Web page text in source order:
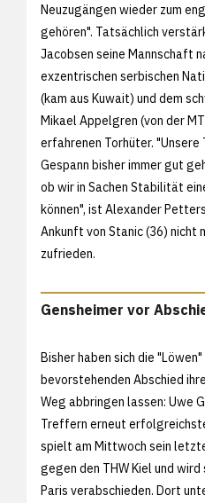
Neuzugängen wieder zum
gehören". Tatsächlich
Jacobsen seine Mannschaft
exzentrischen serbischen
(kam aus Kuwait) und dem
Mikael Appelgren (von der
erfahrenen Torhüter. "Unsere
Gespann bisher immer gut
ob wir in Sachen Stabilität
können", ist Alexander
Ankunft von Stanic (36) nicht
zufrieden.
Gensheimer vor
Bisher haben sich die
bevorstehenden Abschied
Weg abbringen lassen: Uwe
Treffern erneut
spielt am Mittwoch sein
gegen den THW Kiel und wird
Paris verabschieden. Dort